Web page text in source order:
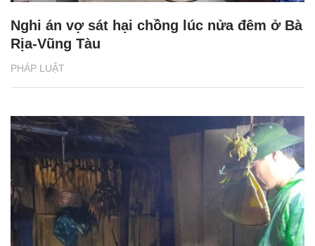
PHÁP LUẬT
Nghi án vợ sát hại chồng lúc nửa đêm ở Bà
Rịa-Vũng Tàu